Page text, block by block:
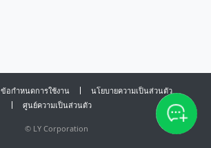
ข้อกำหนดการใช้งาน
นโยบายความเป็นส่วนตัว
ศูนย์ความเป็นส่วนตัว
© LY Corporation